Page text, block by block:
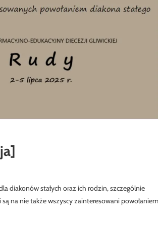
diakonów stałych oraz ich rodzin, szczególnie
na nie także wszyscy zainteresowani powołaniem